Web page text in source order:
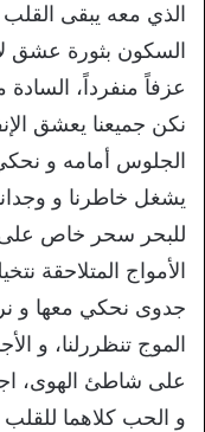
الذي معه يبقى
السكون بثورة عشق
عزفاً منفرداً، السادة
نكن جميعنا يعشق
الجلوس أمامه و
يشغل خاطرنا و
للبحر سحر خاص
الأمواج المتلاحقة
جدوى نحكي معها و
الموج تنظررلنا، و
على شاطئ الهوى،
و الحب كلاهما